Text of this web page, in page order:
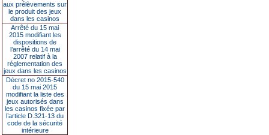
aux prélèvements sur
le produit des jeux
dans les casinos
Arrêté du 15 mai
2015 modifiant les
dispositions de
l’arrêté du 14 mai
2007 relatif à la
réglementation des
jeux dans les casinos
Décret no 2015-540
du 15 mai 2015
modifiant la liste des
jeux autorisés dans
les casinos fixée par
l’article D.321-13 du
code de la sécurité
intérieure